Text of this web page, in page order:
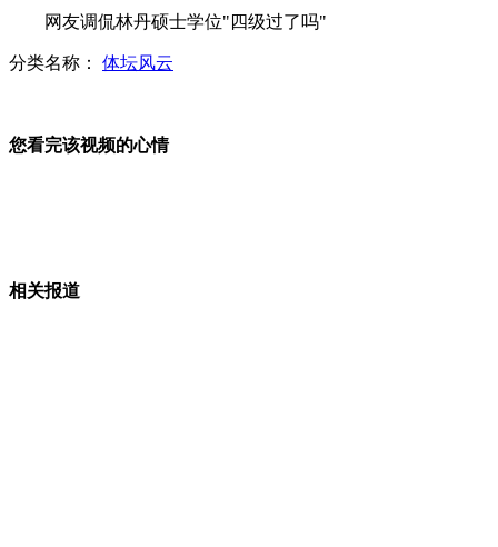
山西运城恶犬咬伤多人 警民合力深夜将其击毙
网友调侃林丹硕士学位"四级过了吗"
分类名称： 体坛风云
您看完该视频的心情
相关报道